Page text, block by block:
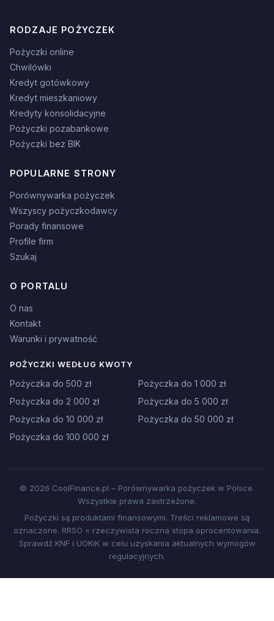
RODZAJE POŻYCZEK
Pożyczki online
Chwilówki
Kredyt gotówkowy
Kredyt mieszkaniowy
Kredyty konsolidacyjne
Pożyczki pozabankowe
Pożyczki bez BIK
POPULARNE STRONY
Porównywarka pożyczek
Wszyscy pożyczkodawcy
Porady finansowe
Profile firm
Szukaj
O PORTALU
O nas
Kontakt
Warunki i prywatność
POŻYCZKI WEDŁUG KWOTY
Pożyczka do 500 zł
Pożyczka do 1 000 zł
Pożyczka do 2 000 zł
Pożyczka do 5 000 zł
Pożyczka do 10 000 zł
Pożyczka do 50 000 zł
Pożyczka do 100 000 zł
© 2026 CoolFinance.pl – Porównywarka pożyczek w Polsce.
Wszystkie prawa zastrzeżone.
Pożyczki są produktami finansowymi. Treści reklamowe są
oznaczone. RRSO = rzeczywista roczna stopa oprocentowania.
Sprawdź KNF i UOKiK w celu uzyskania aktualnych wymogów
regulacyjnych.